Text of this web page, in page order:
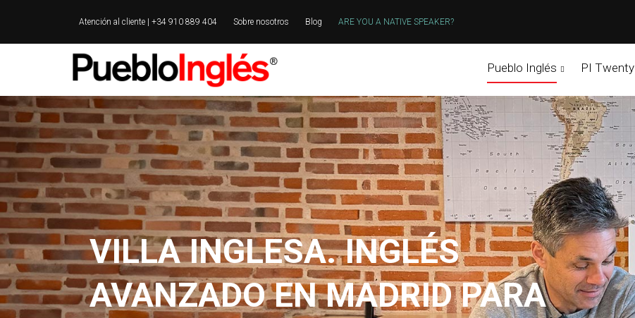
Atención al cliente | +34 910 889 404 Sobre nosotros Blog ARE YOU A NATIVE SPEAKER?
Pueblo Inglés PI Twenty
VILLA INGLESA. INGLÉS
AVANZADO EN MADRID PARA